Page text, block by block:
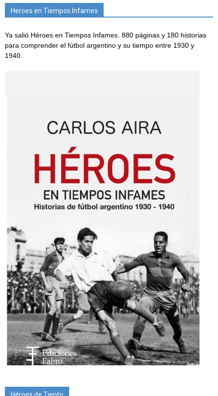
Heroes en Tiempos Infames
Ya salió Héroes en Tiempos Infames. 880 páginas y 180 historias
para comprender el fútbol argentino y su tiempo entre 1930 y
1940.
Héroes de Tiento